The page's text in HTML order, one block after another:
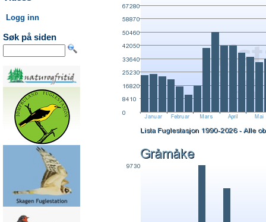
Logg inn
Søk på siden